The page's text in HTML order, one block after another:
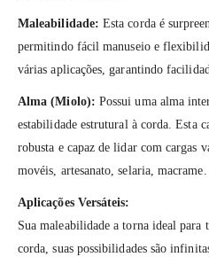
Maleabilidade: Esta corda é
permitindo fácil manuseio e
várias aplicações, garantindo
Alma (Miolo): Possui uma alma
estabilidade estrutural à corda. Esta
robusta e capaz de lidar com cargas
movéis, artesanato, selaria, macrame.
Aplicações Versáteis:
Sua maleabilidade a torna ideal para
corda, suas possibilidades são